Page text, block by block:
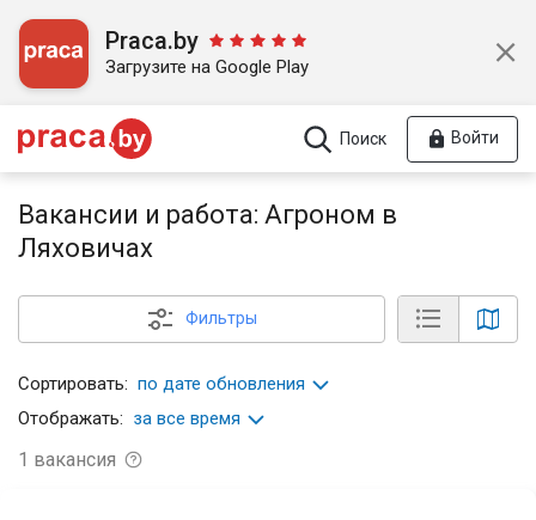
Praca.by
Загрузите на Google Play
Поиск Войти
Вакансии и работа: Агроном в
Ляховичах
Фильтры
Сортировать: по дате обновления
Отображать: за все время
1 вакансия